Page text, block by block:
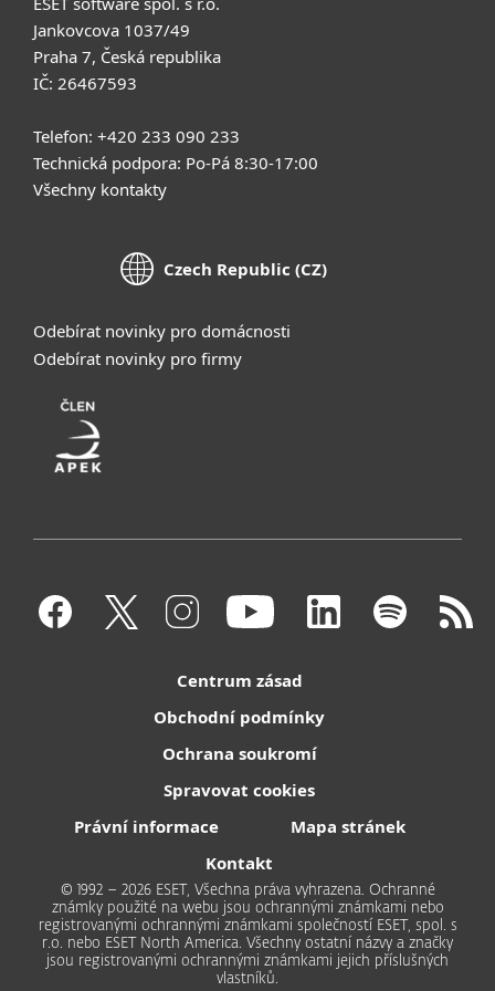
Jankovcova 1037/49
Praha 7, Česká republika
IČ: 26467593
Telefon: +420 233 090 233
Technická podpora: Po-Pá 8:30-17:00
Všechny kontakty
Czech Republic (CZ)
Odebírat novinky pro domácnosti
Odebírat novinky pro firmy
Centrum zásad
Obchodní podmínky
Ochrana soukromí
Spravovat cookies
Právní informace
Mapa stránek
Kontakt
© 1992 – 2026 ESET, Všechna práva vyhrazena. Ochranné
známky použité na webu jsou ochrannými známkami nebo
registrovanými ochrannými známkami společností ESET, spol. s
r.o. nebo ESET North America. Všechny ostatní názvy a značky
jsou registrovanými ochrannými známkami jejich příslušných
vlastníků.